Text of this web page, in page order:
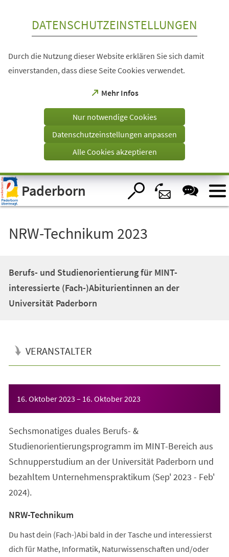
Visuelle
Assistenzsoftware
öffnen.
DATENSCHUTZEINSTELLUNGEN
Durch die Nutzung dieser Website erklären Sie sich damit
einverstanden, dass diese Seite Cookies verwendet.
Mehr Infos
(Öffnet
einem
Tab)
Nur notwendige Cookies
Datenschutzeinstellungen anpassen
Alle Cookies akzeptieren
Paderborn
NRW-Technikum 2023
Berufs- und Studienorientierung für MINT-
interessierte (Fach-)Abiturientinnen an der
Universität Paderborn
VERANSTALTER
16. Oktober 2023 – 16. Oktober 2023
Sechsmonatiges duales Berufs- &
Studienorientierungsprogramm im MINT-Bereich aus
Schnupperstudium an der Universität Paderborn und
bezahltem Unternehmenspraktikum (Sep' 2023 - Feb'
2024).
NRW-Technikum
Du hast dein (Fach-)Abi bald in der Tasche und interessierst
dich für Mathe, Informatik, Naturwissenschaften und/oder